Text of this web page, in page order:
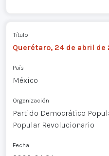
Título
Querétaro, 24 de abril de
País
México
Organización
Partido Democrático
Popular Revolucionario
Fecha